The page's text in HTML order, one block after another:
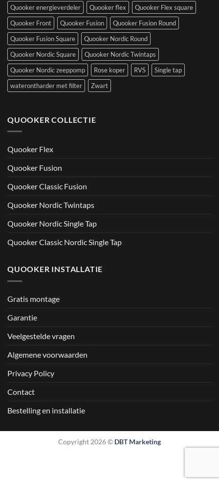
Quooker energieverdeler
Quooker flex
Quooker Flex square
Quooker Front
Quooker Fusion
Quooker Fusion Round
Quooker Fusion Square
Quooker Nordic Round
Quooker Nordic Square
Quooker Nordic Twintaps
Quooker Nordic zeeppomp
Rose koper RVS
Single tap
waterontharder met filter
Zwart
QUOOKER COLLECTIE
Quooker Flex
Quooker Fusion
Quooker Classic Fusion
Quooker Nordic Twintaps
Quooker Nordic Single Tap
Quooker Classic Nordic Single Tap
QUOOKER INSTALLATIE
Gratis montage
Garantie
Veelgestelde vragen
Algemene voorwaarden
Privacy Policy
Contact
Bestelling en installatie
Copyright 2026 © DBT Marketing